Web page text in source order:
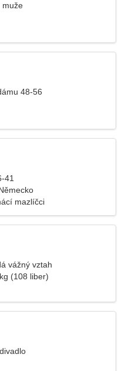
muže
48-56
41
mazlíčci
vážný vztah
(108 liber)